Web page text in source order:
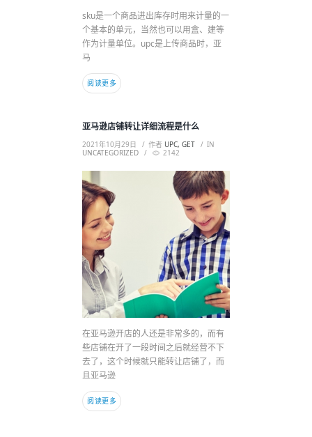
sku是一个商品进出库存时用来计量的一
个基本的单元，当然也可以用盒、建等
作为计量单位。upc是上传商品时，亚
马
阅读更多
亚马逊店铺转让详细流程是什么
2021年10月29日 作者 UPC, GET
IN
UNCATEGORIZED
2142
在亚马逊开店的人还是非常多的，而有
些店铺在开了一段时间之后就经营不下
去了，这个时候就只能转让店铺了，而
且亚马逊
阅读更多